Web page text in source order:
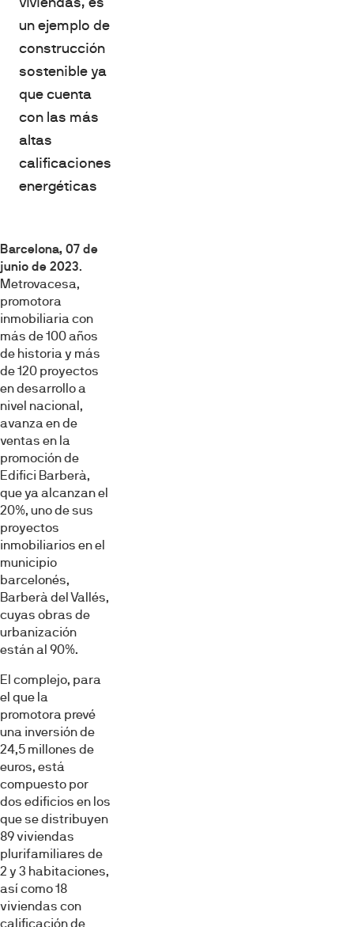
un ejemplo de
construcción
sostenible ya
que cuenta
con las más
altas
calificaciones
energéticas
Barcelona, 07 de
junio de 2023.
Metrovacesa,
promotora
inmobiliaria con
más de 100 años
de historia y más
de 120 proyectos
en desarrollo a
nivel nacional,
avanza en de
ventas en la
promoción de
Edifici Barberà,
que ya alcanzan el
20%, uno de sus
proyectos
inmobiliarios en el
municipio
barcelonés,
Barberà del Vallés,
cuyas obras de
urbanización
están al 90%.
El complejo, para
el que la
promotora prevé
una inversión de
24,5 millones de
euros, está
compuesto por
dos edificios en los
que se distribuyen
89 viviendas
plurifamiliares de
2 y 3 habitaciones,
así como 18
viviendas con
calificación de